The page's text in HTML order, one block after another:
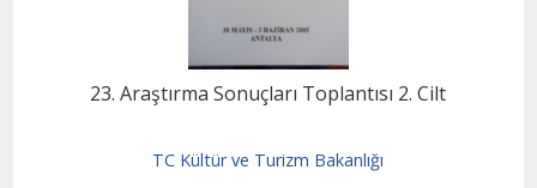
23. Araştırma Sonuçları Toplantısı 2. Cilt
TC Kültür ve Turizm Bakanlığı